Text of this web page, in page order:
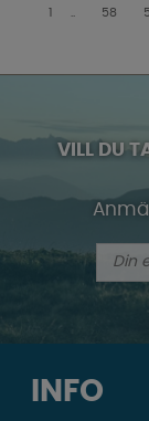
1 58
VILL DU
INFO